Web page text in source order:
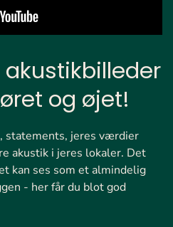
og øjet!
statements, jeres værdier
akustik i jeres lokaler. Det
kan ses som et almindelig
- her får du blot god